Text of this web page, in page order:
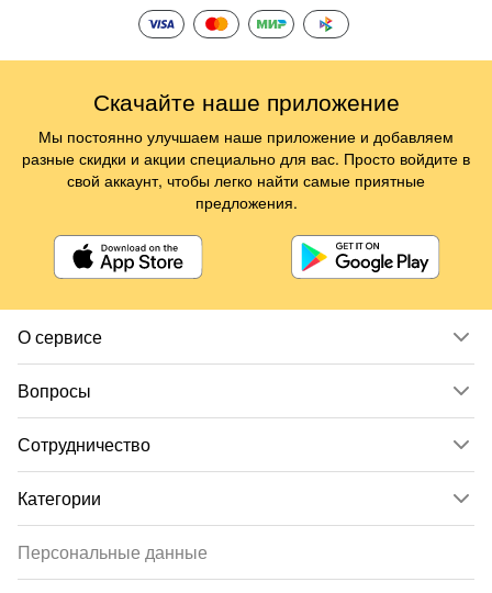
О сервисе
Вопросы
Сотрудничество
Категории
Персональные данные
Скачайте наше приложение
Мы постоянно улучшаем наше приложение и добавляем
разные скидки и акции специально для вас. Просто войдите в
свой аккаунт, чтобы легко найти самые приятные
предложения.